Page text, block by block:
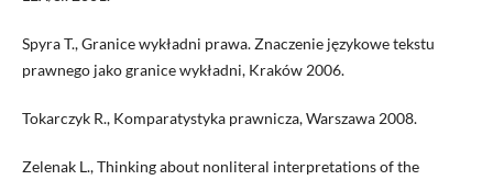
Spyra T., Granice wykładni prawa. Znaczenie językowe tekstu
prawnego jako granice wykładni, Kraków 2006.
Tokarczyk R., Komparatystyka prawnicza, Warszawa 2008.
Zelenak L., Thinking about nonliteral interpretations of the